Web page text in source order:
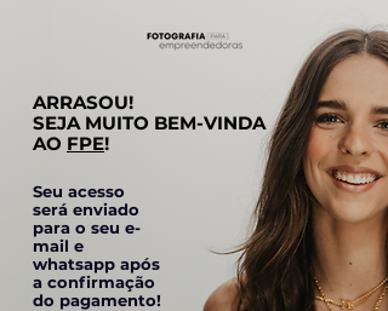
Seu acesso
será enviado
para o seu e-
mail e
whatsapp após
a confirmação
do pagamento!
ARRASOU!
SEJA MUITO BEM-VINDA
AO FPE!